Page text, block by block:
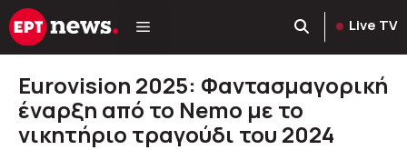
Μετάβαση
σε
Live TV
Eurovision 2025: Φαντασμαγορική
έναρξη από το Nemo με το
νικητήριο τραγούδι του 2024